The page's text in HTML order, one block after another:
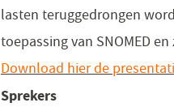
lasten teruggedrongen
toepassing van SNOMED
Download hier de
Sprekers